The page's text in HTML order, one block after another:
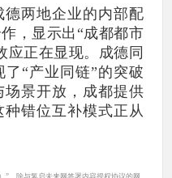
德两地企业的内部配
，显示出“成都都市
应正在显现。成德同
“产业同链”的突破
景开放，成都提供
错位互补模式正从